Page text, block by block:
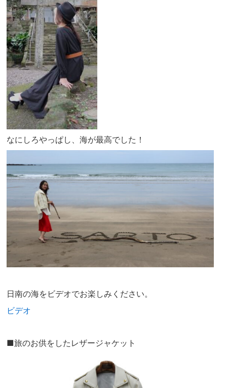
なにしろやっぱし、海が最高でした！
日南の海をビデオでお楽しみください。
ビデオ
■旅のお供をしたレザージャケット